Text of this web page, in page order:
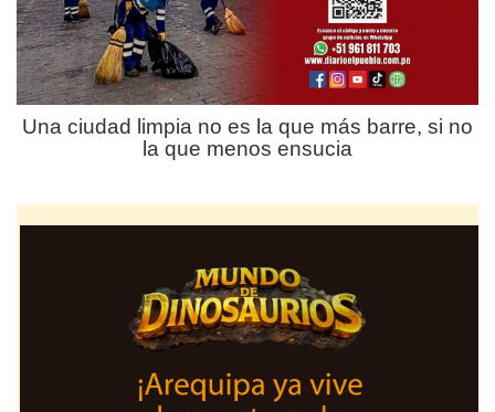
Una ciudad limpia no es la que más barre, si no
la que menos ensucia